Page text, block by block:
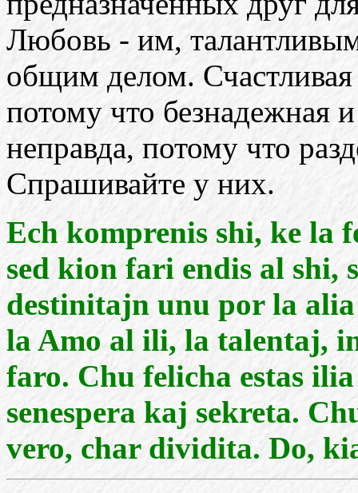
Любовь - им,
общим делом.
потому что безнадежная
неправда, потому что
Спрашивайте у них.
Ech komprenis shi, ke la
sed kion fari endis al shi,
destinitajn unu por la
la Amo al ili, la talentaj,
faro. Chu felicha estas
senespera kaj sekreta.
vero, char dividita. Do,